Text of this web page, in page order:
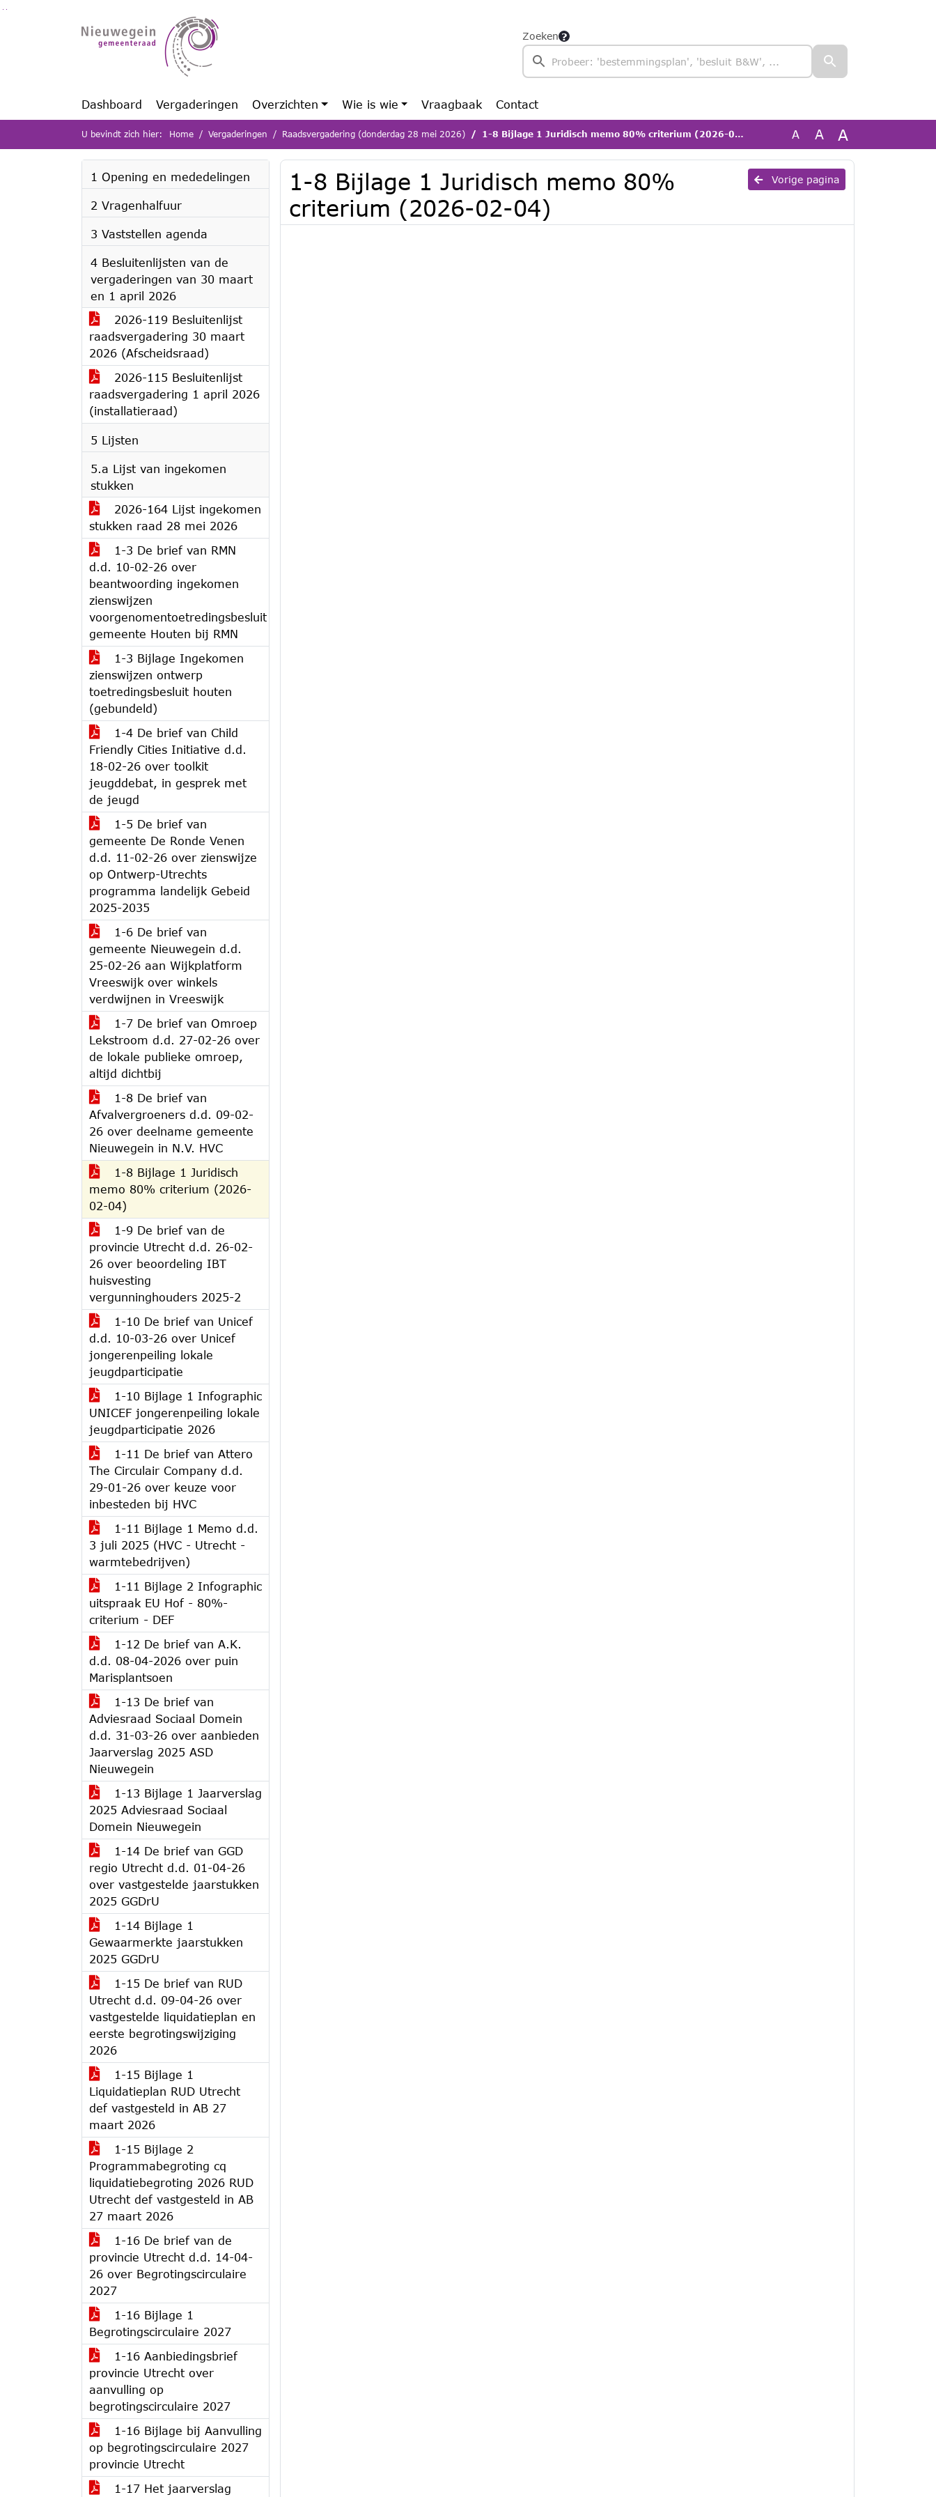
Ga naar de inhoud van deze pagina
Zoeken
Dashboard Vergaderingen Overzichten Wie is wie Vraagbaak Contact
U bevindt zich hier: Home Vergaderingen Raadsvergadering (donderdag 28 mei 2026) 1-8 Bijlage 1 Juridisch memo 80% criterium (2026-02-04) A A A
1 Opening en mededelingen
2 Vragenhalfuur
3 Vaststellen agenda
4 Besluitenlijsten van de
vergaderingen van 30 maart
en 1 april 2026
2026-119 Besluitenlijst
raadsvergadering 30 maart
2026 (Afscheidsraad)
2026-115 Besluitenlijst
raadsvergadering 1 april 2026
(installatieraad)
5 Lijsten
5.a Lijst van ingekomen
stukken
2026-164 Lijst ingekomen
stukken raad 28 mei 2026
1-3 De brief van RMN
d.d. 10-02-26 over
beantwoording ingekomen
zienswijzen
voorgenomentoetredingsbesluit
gemeente Houten bij RMN
1-3 Bijlage Ingekomen
zienswijzen ontwerp
toetredingsbesluit houten
(gebundeld)
1-4 De brief van Child
Friendly Cities Initiative d.d.
18-02-26 over toolkit
jeugddebat, in gesprek met
de jeugd
1-5 De brief van
gemeente De Ronde Venen
d.d. 11-02-26 over zienswijze
op Ontwerp-Utrechts
programma landelijk Gebeid
2025-2035
1-6 De brief van
gemeente Nieuwegein d.d.
25-02-26 aan Wijkplatform
Vreeswijk over winkels
verdwijnen in Vreeswijk
1-7 De brief van Omroep
Lekstroom d.d. 27-02-26 over
de lokale publieke omroep,
altijd dichtbij
1-8 De brief van
Afvalvergroeners d.d. 09-02-
26 over deelname gemeente
Nieuwegein in N.V. HVC
1-8 Bijlage 1 Juridisch
memo 80% criterium (2026-
02-04)
1-9 De brief van de
provincie Utrecht d.d. 26-02-
26 over beoordeling IBT
huisvesting
vergunninghouders 2025-2
1-10 De brief van Unicef
d.d. 10-03-26 over Unicef
jongerenpeiling lokale
jeugdparticipatie
1-10 Bijlage 1 Infographic
UNICEF jongerenpeiling lokale
jeugdparticipatie 2026
1-11 De brief van Attero
The Circulair Company d.d.
29-01-26 over keuze voor
inbesteden bij HVC
1-11 Bijlage 1 Memo d.d.
3 juli 2025 (HVC - Utrecht -
warmtebedrijven)
1-11 Bijlage 2 Infographic
uitspraak EU Hof - 80%-
criterium - DEF
1-12 De brief van A.K.
d.d. 08-04-2026 over puin
Marisplantsoen
1-13 De brief van
Adviesraad Sociaal Domein
d.d. 31-03-26 over aanbieden
Jaarverslag 2025 ASD
Nieuwegein
1-13 Bijlage 1 Jaarverslag
2025 Adviesraad Sociaal
Domein Nieuwegein
1-14 De brief van GGD
regio Utrecht d.d. 01-04-26
over vastgestelde jaarstukken
2025 GGDrU
1-14 Bijlage 1
Gewaarmerkte jaarstukken
2025 GGDrU
1-15 De brief van RUD
Utrecht d.d. 09-04-26 over
vastgestelde liquidatieplan en
eerste begrotingswijziging
2026
1-15 Bijlage 1
Liquidatieplan RUD Utrecht
def vastgesteld in AB 27
maart 2026
1-15 Bijlage 2
Programmabegroting cq
liquidatiebegroting 2026 RUD
Utrecht def vastgesteld in AB
27 maart 2026
1-16 De brief van de
provincie Utrecht d.d. 14-04-
26 over Begrotingscirculaire
2027
1-16 Bijlage 1
Begrotingscirculaire 2027
1-16 Aanbiedingsbrief
provincie Utrecht over
aanvulling op
begrotingscirculaire 2027
1-16 Bijlage bij Aanvulling
op begrotingscirculaire 2027
provincie Utrecht
1-17 Het jaarverslag
Vorige pagina
1-8 Bijlage 1 Juridisch memo 80%
criterium (2026-02-04)